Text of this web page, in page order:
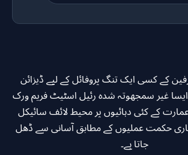
کے کسی ایک تنگ پروفائل کے لیے ڈیزائن
ایسا غیر سمجھوتہ شدہ رئیل اسٹیٹ فریم ورک
کے کئی دہائیوں پر محیط لائف سائیکل
حکمت عملیوں کے مطابق آسانی سے ڈھل
جاتا ہے۔